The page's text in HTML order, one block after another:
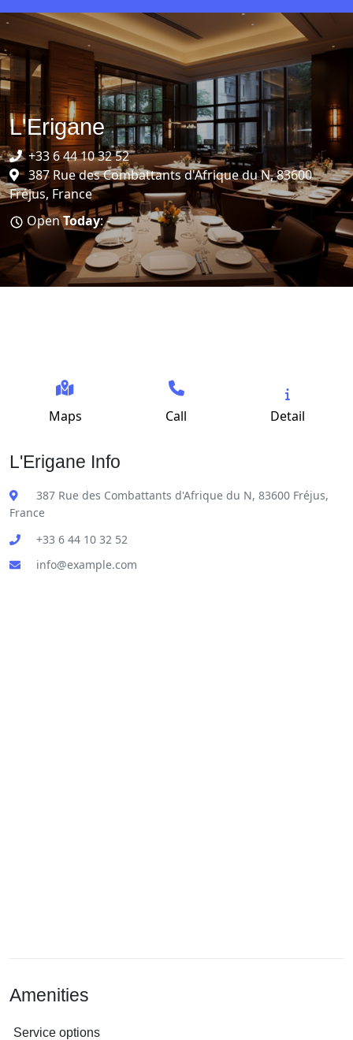
L'Erigane
+33 6 44 10 32 52
387 Rue des Combattants d'Afrique du N, 83600
Fréjus, France
OpenToday: -
Maps Call Detail
L'Erigane Info
387 Rue des Combattants d'Afrique du N, 83600 Fréjus,
France
+33 6 44 10 32 52
info@example.com
Amenities
Service options